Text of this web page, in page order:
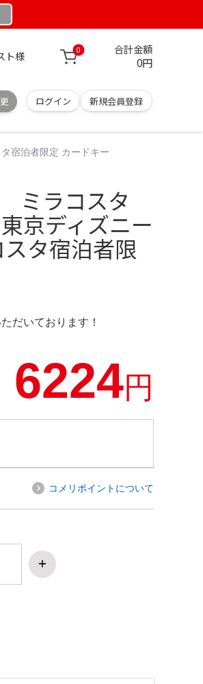
ト様 0 合計金額
0円
ログイン 新規会員登録
宿泊者限定 カードキー
ミラコスタ
京ディズニー
タ宿泊者限
だいております！
6224円
コメリポイントについて